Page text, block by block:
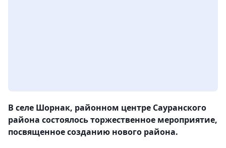
В селе Шорнак, районном центре Сауранского
района состоялось торжественное мероприятие,
посвященное созданию нового района.